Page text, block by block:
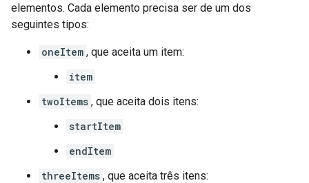
elementos. Cada elemento precisa ser de um dos
seguintes tipos:
oneItem , que aceita um item:
item
twoItems , que aceita dois itens:
startItem
endItem
threeItems , que aceita três itens: